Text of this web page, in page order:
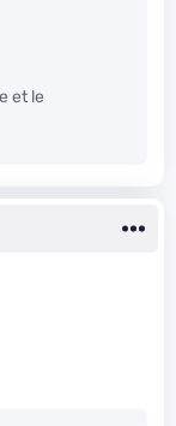
et le